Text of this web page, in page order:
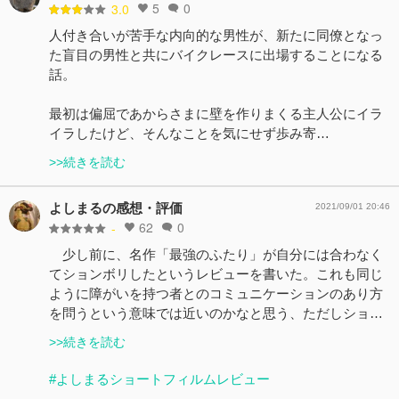
3.0 5 0
人付き合いが苦手な内向的な男性が、新たに同僚となっ
た盲目の男性と共にバイクレースに出場することになる
話。
最初は偏屈であからさまに壁を作りまくる主人公にイラ
イラしたけど、そんなことを気にせず歩み寄…
>>続きを読む
よしまるの感想・評価
- 62 0
2021/09/01 20:46
少し前に、名作「最強のふたり」が自分には合わなく
てションボリしたというレビューを書いた。これも同じ
ように障がいを持つ者とのコミュニケーションのあり方
を問うという意味では近いのかなと思う、ただしショ…
>>続きを読む
#よしまるショートフィルムレビュー